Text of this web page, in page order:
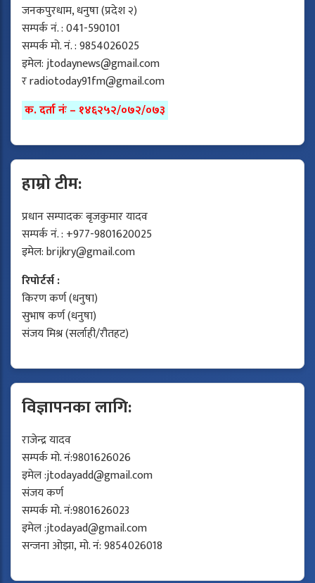
जनकपुरधाम, धनुषा (प्रदेश २)
सम्पर्क नं. : 041-590101
सम्पर्क मो. नं. : 9854026025
इमेल:jtodaynews@gmail.com
रradiotoday91fm@gmail.com
क. दर्ता नंः – १४६२५२/०७२/०७३
हाम्रो टीम:
प्रधान सम्पादकः बृजकुमार यादव
सम्पर्क नं. : +977-9801620025
इमेल:brijkry@gmail.com
रिपोर्टर्स :
किरण कर्ण (धनुषा)
सुभाष कर्ण (धनुषा)
संजय मिश्र (सर्लाही/रौतहट)
विज्ञापनका लागि:
राजेन्द्र यादव
सम्पर्क मो. नं:9801626026
इमेल :jtodayadd@gmail.com
संजय कर्ण
सम्पर्क मो. नं:9801626023
इमेल :jtodayad@gmail.com
सन्जना ओझा, मो. नं: 9854026018